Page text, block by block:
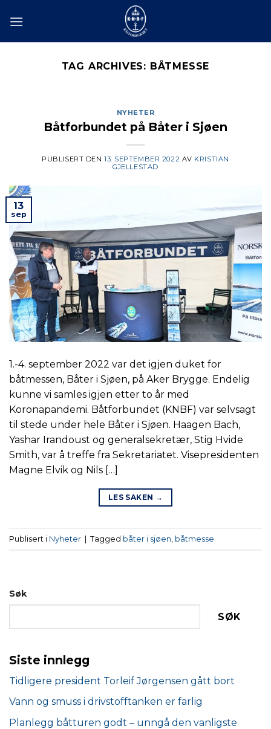
TAG ARCHIVES: BÅTMESSE
NYHETER
Båtforbundet på Båter i Sjøen
PUBLISERT DEN 13. SEPTEMBER 2022 AV KRISTIAN
GJELLESTAD
13
sep
1.-4. september 2022 var det igjen duket for
båtmessen, Båter i Sjøen, på Aker Brygge. Endelig
kunne vi samles igjen etter to år med
Koronapandemi. Båtforbundet (KNBF) var selvsagt
til stede under hele Båter i Sjøen. Haagen Bach,
Yashar Irandoust og generalsekretær, Stig Hvide
Smith, var å treffe fra Sekretariatet. Visepresidenten
Magne Elvik og Nils […]
LES SAKEN →
Publisert i Nyheter | Tagged båter i sjøen båtmesse
Søk
SØK
Siste innlegg
Tidligere president Torleif Jørgensen gått bort
Vann og smuss i drivstofftanken er farlig
Planlegg båtturen godt – unngå den vanligste